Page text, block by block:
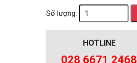
Số lượng:
HOTLINE
028 6671 2468